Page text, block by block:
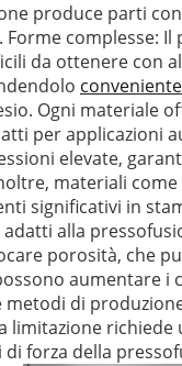
produce parti con
complesse:
da ottenere con
Ogni materiale
per applicazioni
elevate,
materiali
significativi in
alla
porosità, che
aumentare i
di
forza della